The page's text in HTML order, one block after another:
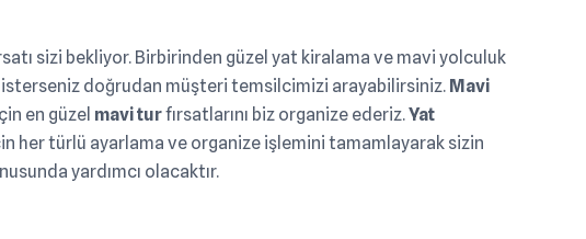
sizi bekliyor. Birbirinden güzel yat kiralama ve mavi yolculuk
doğrudan müşteri temsilcimizi arayabilirsiniz. Mavi
en güzel mavi turfırsatlarını biz organize ederiz.Yat
her türlü ayarlama ve organize işlemini tamamlayarak sizin
yardımcı olacaktır.